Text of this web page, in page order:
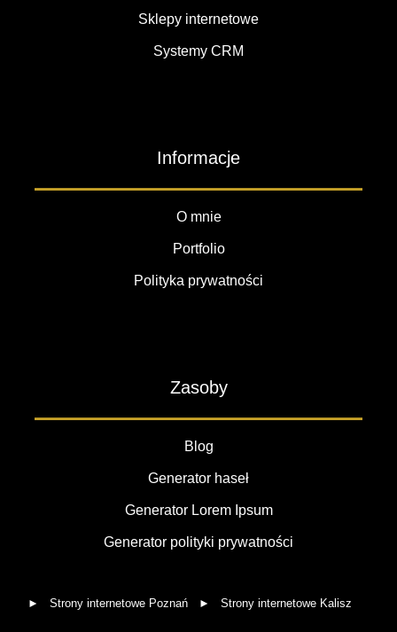
Sklepy internetowe
Systemy CRM
Informacje
O mnie
Portfolio
Polityka prywatności
Zasoby
Blog
Generator haseł
Generator Lorem Ipsum
Generator polityki prywatności
Strony internetowe Poznań Strony internetowe Kalisz